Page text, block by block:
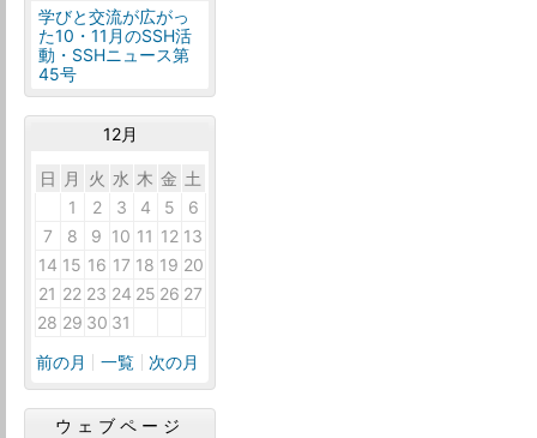
学びと交流が広がっ
た10・11月のSSH活
動・SSHニュース第
45号
12月
日 月 火 水 木 金 土
1 2 3 4 5
6
7
8 9 10 11 12 13
14 15 16 17 18 19 20
21 22 23 24 25 26 27
28 29 30 31
前の月
一覧 次の月
ウェブページ